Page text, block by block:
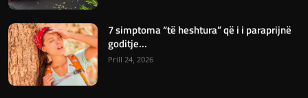
7 simptoma “të heshtura” që i i paraprijnë
goditje...
Prill 24, 2026